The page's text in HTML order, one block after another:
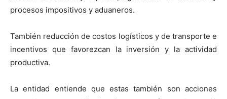
procesos impositivos y aduaneros.
También reducción de costos logísticos y de transporte e
incentivos que favorezcan la inversión y la actividad
productiva.
La entidad entiende que estas también son acciones